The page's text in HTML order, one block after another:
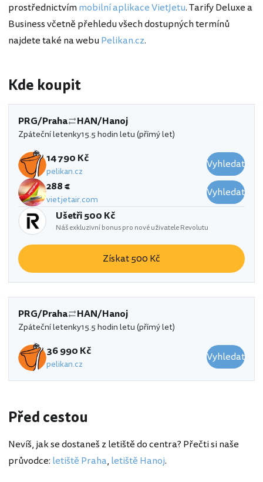
prostřednictvímmobilní aplikace VietJetu. Tarify Deluxe a
Business včetně přehledu všech dostupných termínů
najdete také na webuPelikan.cz.
Kde koupit
PRG/Praha HAN/Hanoj
Zpáteční letenky15.5 hodin letu (přímý let)
14 790 Kč
pelikan.cz
Vyhledat
288 €
vietjetair.com
Vyhledat
Ušetři 500 Kč
Náš exkluzivní bonus pro nové uživatele Revolutu
Získat 500 Kč
PRG/Praha HAN/Hanoj
Zpáteční letenky15.5 hodin letu (přímý let)
36 990 Kč
pelikan.cz Vyhledat
Před cestou
Nevíš, jak se dostaneš z letiště do centra? Přečti si naše
průvodce: letiště Praha, letiště Hanoj.